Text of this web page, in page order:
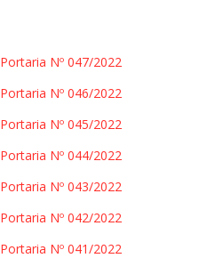
Portaria Nº 047/2022
Portaria Nº 046/2022
Portaria Nº 045/2022
Portaria Nº 044/2022
Portaria Nº 043/2022
Portaria Nº 042/2022
Portaria Nº 041/2022